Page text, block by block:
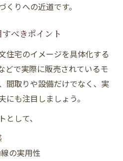
りへの近道です。
べきポイント
住宅のイメージを具体化する
どで実際に販売されているモ
間取りや設備だけでなく、実
も注目しましょう。
して、
の実用性